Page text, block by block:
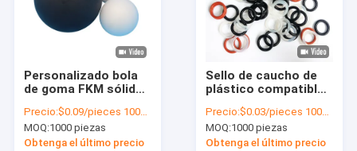
Personalizado bola
de goma FKM sólida
duro sólido
resistencia a altas
temperaturas
Precio:$0.09/pieces 1000-4999 pieces
MOQ:1000 piezas
Obtenga el último precio
Sello de caucho de
plástico compatible
silicona O anillo
material Epdm FKM
NBR
Precio:$0.03/pieces 1000-4999 pieces
MOQ:1000 piezas
Obtenga el último precio